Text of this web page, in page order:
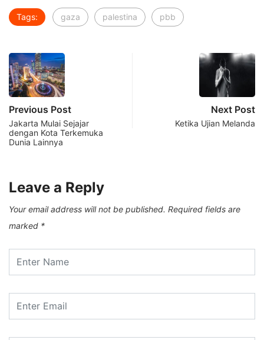
Tags: gaza palestina pbb
Previous Post
Jakarta Mulai Sejajar
dengan Kota Terkemuka
Dunia Lainnya
Next Post
Ketika Ujian Melanda
Leave a Reply
Your email address will not be published. Required fields are
marked *